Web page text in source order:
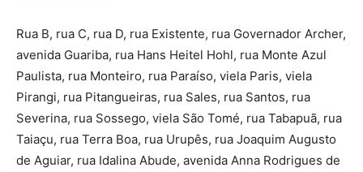
Rua B, rua C, rua D, rua Existente, rua Governador Archer,
avenida Guariba, rua Hans Heitel Hohl, rua Monte Azul
Paulista, rua Monteiro, rua Paraíso, viela Paris, viela
Pirangi, rua Pitangueiras, rua Sales, rua Santos, rua
Severina, rua Sossego, viela São Tomé, rua Tabapuã, rua
Taiaçu, rua Terra Boa, rua Urupês, rua Joaquim Augusto
de Aguiar, rua Idalina Abude, avenida Anna Rodrigues de